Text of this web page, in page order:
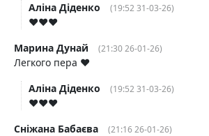
Аліна Діденко
(19:52 31-03-26)
♥️♥️♥️
Марина Дунай
(21:30 26-01-26)
Легкого пера ❤️
Аліна Діденко
(19:52 31-03-26)
♥️♥️♥️
Сніжана Бабаєва
(21:16 26-01-26)